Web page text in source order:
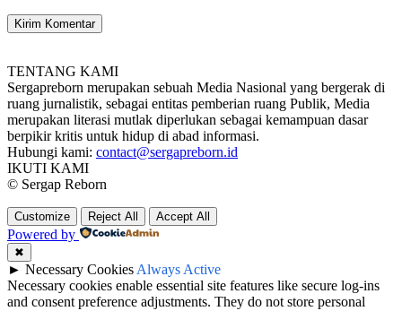
TENTANG KAMI
Sergapreborn merupakan sebuah Media Nasional yang bergerak di
ruang jurnalistik, sebagai entitas pemberian ruang Publik, Media
merupakan literasi mutlak diperlukan sebagai kemampuan dasar
berpikir kritis untuk hidup di abad informasi.
Hubungi kami: contact@sergapreborn.id
IKUTI KAMI
© Sergap Reborn
Customize Reject All Accept All
Powered by
✖
► Necessary Cookies Always Active
Necessary cookies enable essential site features like secure log-ins
and consent preference adjustments. They do not store personal